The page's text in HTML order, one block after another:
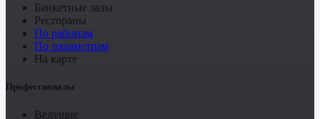
Банкетные залы
Рестораны
По районам
По параметрам
На карте
Профессионалы
Ведущие